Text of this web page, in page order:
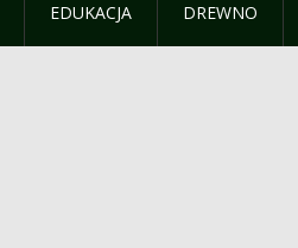
EDUKACJA DREWNO